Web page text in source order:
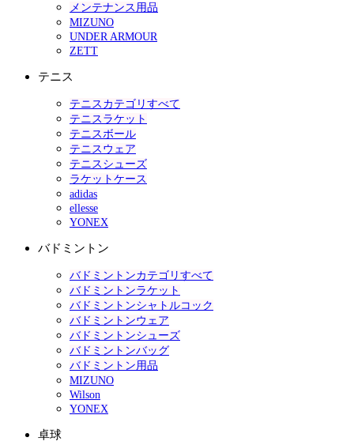
メンテナンス用品
MIZUNO
UNDER ARMOUR
ZETT
テニス
テニスカテゴリすべて
テニスラケット
テニスボール
テニスウェア
テニスシューズ
ラケットケース
adidas
ellesse
YONEX
バドミントン
バドミントンカテゴリすべて
バドミントンラケット
バドミントンシャトルコック
バドミントンウェア
バドミントンシューズ
バドミントンバッグ
バドミントン用品
MIZUNO
Wilson
YONEX
卓球